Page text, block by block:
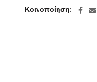
Κοινοποίηση